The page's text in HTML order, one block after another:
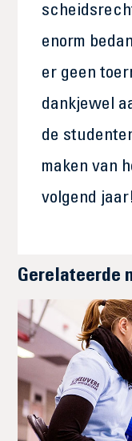
enorm
er geen
dankjewel
de
maken van
volgend jaar!
Gerelateerde